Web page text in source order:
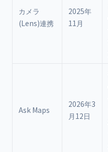
カメラ
(Lens)連携
2025年
11月
Ask Maps
2026年3
月12日